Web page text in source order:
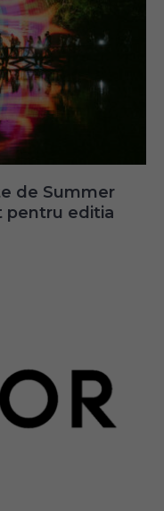
de Summer
pentru editia